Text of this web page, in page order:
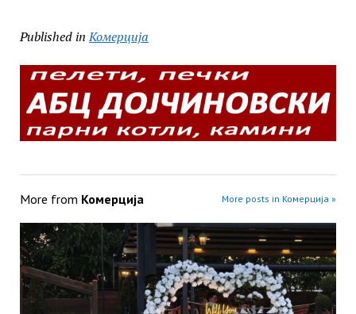
Published in Комерција
More from Комерција More posts in Комерција »